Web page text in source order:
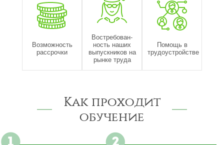
Возможность
рассрочки
Востребован-
ность наших
выпускников на
рынке труда
Помощь в
трудоустройстве
Как проходит
обучение